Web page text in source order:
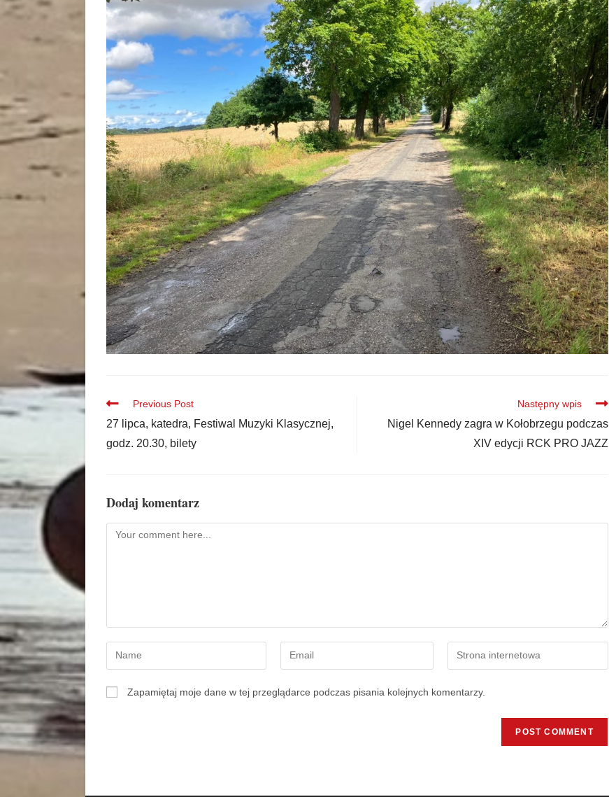
Previous Post
27 lipca, katedra, Festiwal Muzyki Klasycznej,
godz. 20.30, bilety
Następny wpis
Nigel Kennedy zagra w Kołobrzegu podczas
XIV edycji RCK PRO JAZZ
Dodaj komentarz
Zapamiętaj moje dane w tej przeglądarce podczas pisania kolejnych komentarzy.